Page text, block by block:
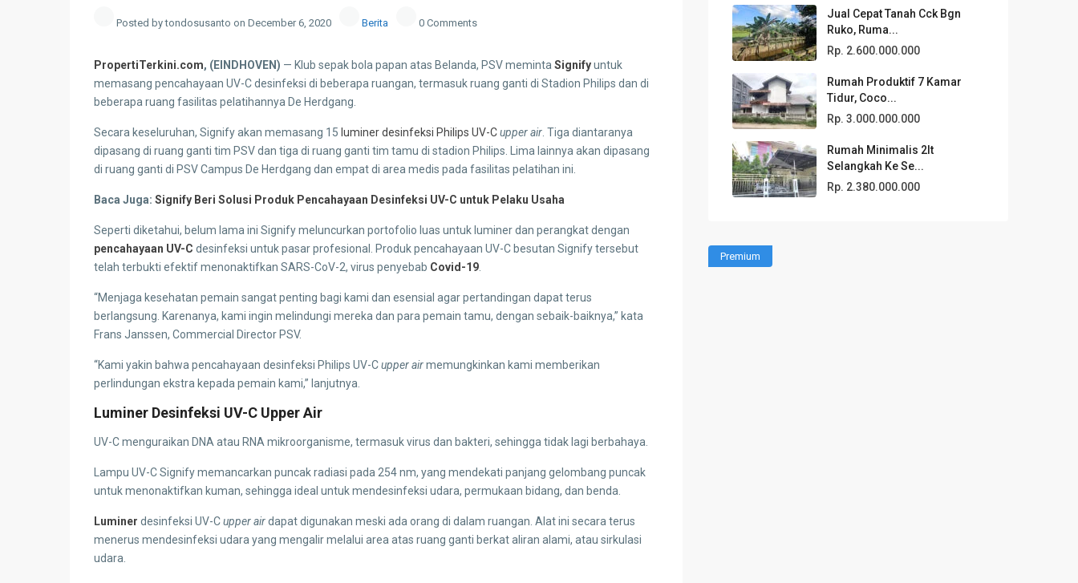
Posted by tondosusanto on December 6, 2020 Berita 0 Comments
PropertiTerkini.com, (EINDHOVEN) — Klub sepak bola papan atas Belanda, PSV meminta Signifyuntuk
memasang pencahayaan UV-C desinfeksi di beberapa ruangan, termasuk ruang ganti di Stadion Philips dan di
beberapa ruang fasilitas pelatihannya De Herdgang.
Secara keseluruhan, Signify akan memasang 15 luminer desinfeksi Philips UV-Cupper air . Tiga diantaranya
dipasang di ruang ganti tim PSV dan tiga di ruang ganti tim tamu di stadion Philips. Lima lainnya akan dipasang
di ruang ganti di PSV Campus De Herdgang dan empat di area medis pada fasilitas pelatihan ini.
Baca Juga: Signify Beri Solusi Produk Pencahayaan Desinfeksi UV-C untuk Pelaku Usaha
Seperti diketahui, belum lama ini Signify meluncurkan portofolio luas untuk luminer dan perangkat dengan
pencahayaan UV-C desinfeksi untuk pasar profesional. Produk pencahayaan UV-C besutan Signify tersebut
telah terbukti efektif menonaktifkan SARS-CoV-2, virus penyebab Covid-19
“Menjaga kesehatan pemain sangat penting bagi kami dan esensial agar pertandingan dapat terus
berlangsung. Karenanya, kami ingin melindungi mereka dan para pemain tamu, dengan sebaik-baiknya,” kata
Frans Janssen, Commercial Director PSV.
“Kami yakin bahwa pencahayaan desinfeksi Philips UV-Cupper airmemungkinkan kami memberikan
perlindungan ekstra kepada pemain kami,” lanjutnya.
Luminer Desinfeksi UV-C Upper Air
UV-C menguraikan DNA atau RNA mikroorganisme, termasuk virus dan bakteri, sehingga tidak lagi berbahaya.
Lampu UV-C Signify memancarkan puncak radiasi pada 254 nm, yang mendekati panjang gelombang puncak
untuk menonaktifkan kuman, sehingga ideal untuk mendesinfeksi udara, permukaan bidang, dan benda.
Luminer desinfeksi UV-Cupper airdapat digunakan meski ada orang di dalam ruangan. Alat ini secara terus
menerus mendesinfeksi udara yang mengalir melalui area atas ruang ganti berkat aliran alami, atau sirkulasi
udara.
Jual Cepat Tanah Cck Bgn
Ruko, Ruma...
Rp. 2.600.000.000
Rumah Produktif 7 Kamar
Tidur, Coco...
Rp. 3.000.000.000
Rumah Minimalis 2lt
Selangkah Ke Se...
Rp. 2.380.000.000
Premium